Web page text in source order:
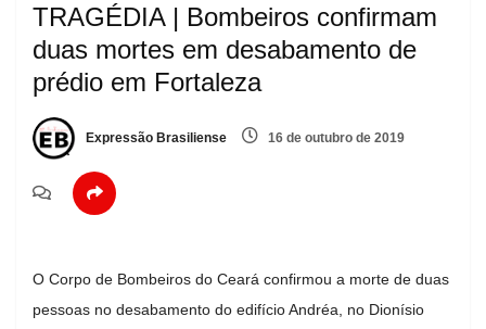
TRAGÉDIA | Bombeiros confirmam
duas mortes em desabamento de
prédio em Fortaleza
Expressão Brasiliense 16 de outubro de 2019
O Corpo de Bombeiros do Ceará confirmou a morte de duas
pessoas no desabamento do edifício Andréa, no Dionísio